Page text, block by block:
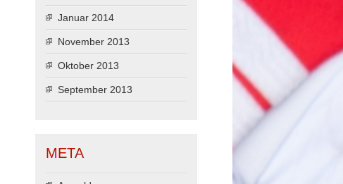
Januar 2014
November 2013
Oktober 2013
September 2013
META